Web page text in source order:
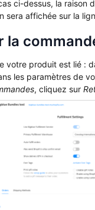
ci-dessus, la raison
sera affichée sur la
la
votre produit est lié :
les paramètres de
, cliquez sur